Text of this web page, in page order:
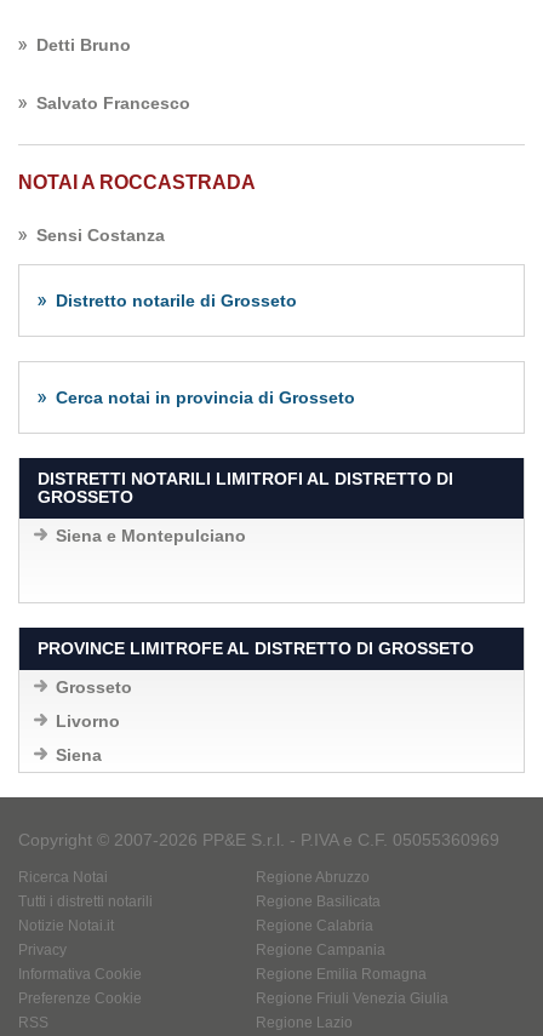
Detti Bruno
Salvato Francesco
NOTAI A ROCCASTRADA
Sensi Costanza
Distretto notarile di Grosseto
Cerca notai in provincia di Grosseto
DISTRETTI NOTARILI LIMITROFI AL DISTRETTO DI
GROSSETO
Siena e Montepulciano
PROVINCE LIMITROFE AL DISTRETTO DI GROSSETO
Grosseto
Livorno
Siena
Copyright © 2007-2026 PP&E S.r.l. - P.IVA e C.F. 05055360969
Ricerca Notai
Tutti i distretti notarili
Notizie Notai.it
Privacy
Informativa Cookie
Preferenze Cookie
RSS
Regione Abruzzo
Regione Basilicata
Regione Calabria
Regione Campania
Regione Emilia Romagna
Regione Friuli Venezia Giulia
Regione Lazio